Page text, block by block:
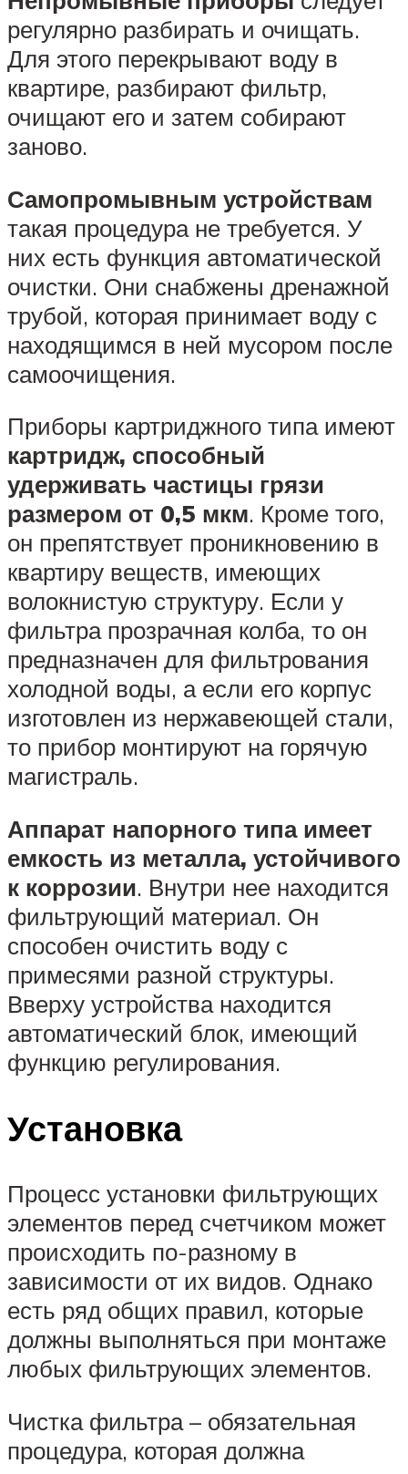
регулярно разбирать и очищать.
Для этого перекрывают воду в
квартире, разбирают фильтр,
очищают его и затем собирают
заново.
Самопромывным устройствам
такая процедура не требуется. У
них есть функция автоматической
очистки. Они снабжены дренажной
трубой, которая принимает воду с
находящимся в ней мусором после
самоочищения.
Приборы картриджного типа имеют
картридж, способный
удерживать частицы грязи
размером от 0,5 мкм. Кроме того,
он препятствует проникновению в
квартиру веществ, имеющих
волокнистую структуру. Если у
фильтра прозрачная колба, то он
предназначен для фильтрования
холодной воды, а если его корпус
изготовлен из нержавеющей стали,
то прибор монтируют на горячую
магистраль.
Аппарат напорного типа имеет
емкость из металла, устойчивого
к коррозии. Внутри нее находится
фильтрующий материал. Он
способен очистить воду с
примесями разной структуры.
Вверху устройства находится
автоматический блок, имеющий
функцию регулирования.
Установка
Процесс установки фильтрующих
элементов перед счетчиком может
происходить по-разному в
зависимости от их видов. Однако
есть ряд общих правил, которые
должны выполняться при монтаже
любых фильтрующих элементов.
Чистка фильтра – обязательная
процедура, которая должна